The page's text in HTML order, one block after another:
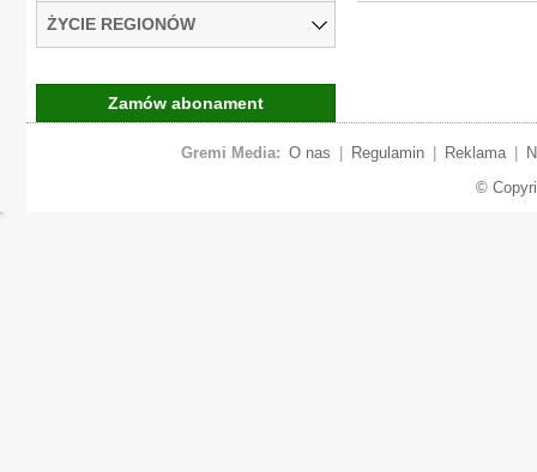
ŻYCIE REGIONÓW
Zamów abonament
Gremi Media: O nas Regulamin Reklama
©